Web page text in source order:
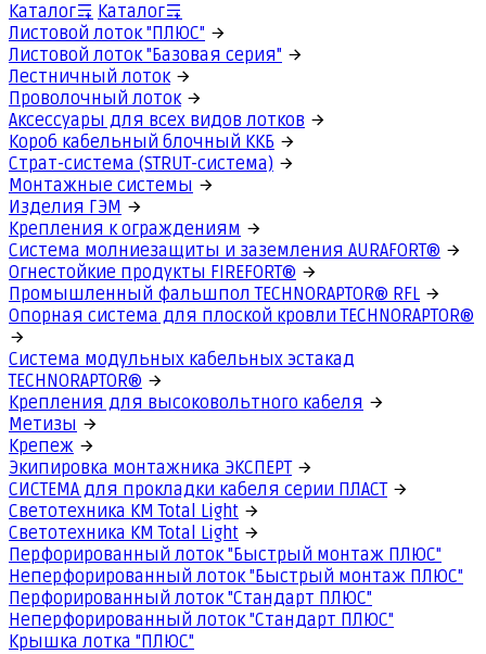
Каталог
Каталог
Листовой лоток "ПЛЮС"
Листовой лоток "Базовая серия"
Лестничный лоток
Проволочный лоток
Аксессуары для всех видов лотков
Короб кабельный блочный ККБ
Страт-система (STRUT-система)
Монтажные системы
Изделия ГЭМ
Крепления к ограждениям
Система молниезащиты и заземления AURAFORT®
Огнестойкие продукты FIREFORT®
Промышленный фальшпол TECHNORAPTOR® RFL
Опорная система для плоской кровли TECHNORAPTOR®
Система модульных кабельных эстакад
TECHNORAPTOR®
Крепления для высоковольтного кабеля
Метизы
Крепеж
Экипировка монтажника ЭКСПЕРТ
СИСТЕМА для прокладки кабеля серии ПЛАСТ
Светотехника КМ Total Light
Светотехника КМ Total Light
Перфорированный лоток "Быстрый монтаж ПЛЮС"
Неперфорированный лоток "Быстрый монтаж ПЛЮС"
Перфорированный лоток "Стандарт ПЛЮС"
Неперфорированный лоток "Стандарт ПЛЮС"
Крышка лотка "ПЛЮС"